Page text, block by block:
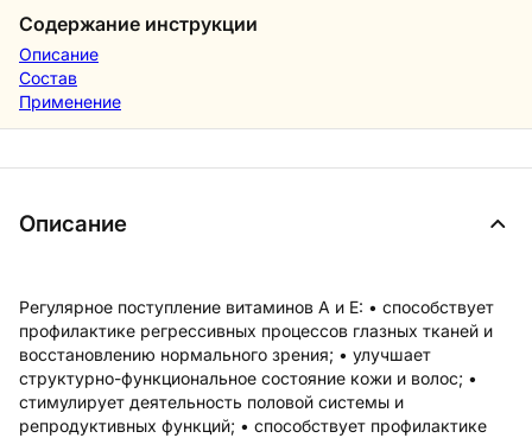
Содержание инструкции
Описание
Состав
Применение
Описание
Регулярное поступление витаминов А и Е: • способствует
профилактике регрессивных процессов глазных тканей и
восстановлению нормального зрения; • улучшает
структурно-функциональное состояние кожи и волос; •
стимулирует деятельность половой системы и
репродуктивных функций; • способствует профилактике